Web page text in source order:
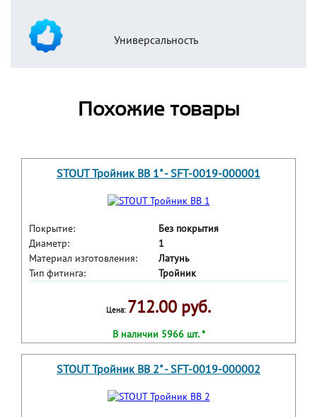
Универсальность
Похожие товары
STOUT Тройник ВВ 1" - SFT-0019-000001
Покрытие:
Без покрытия
Диаметр:
1
Материал изготовления:
Латунь
Тип фитинга:
Тройник
Цена: 712.00 руб.
В наличии 5966 шт. *
STOUT Тройник ВВ 2" - SFT-0019-000002